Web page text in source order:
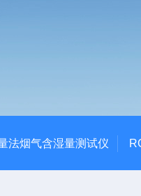
法烟气含湿量测试仪